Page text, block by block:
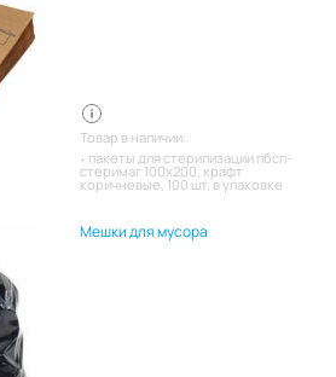
Товар в наличии:
пакеты для стерилизации пбсп-
стеримаг 100х200, крафт
коричневые, 100 шт. в упаковке
Мешки для мусора